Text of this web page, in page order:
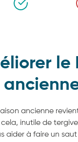
le
ancienne
inutile de
aider à faire un